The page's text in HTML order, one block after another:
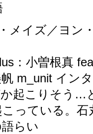
メイズ／ヨン
：小曽根真
m_unit イン
起こりそう…
っている。石
らい